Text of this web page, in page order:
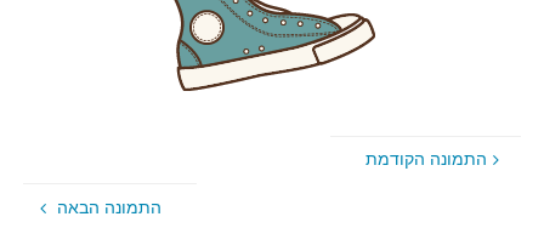
התמונה הקודמת
התמונה הבאה